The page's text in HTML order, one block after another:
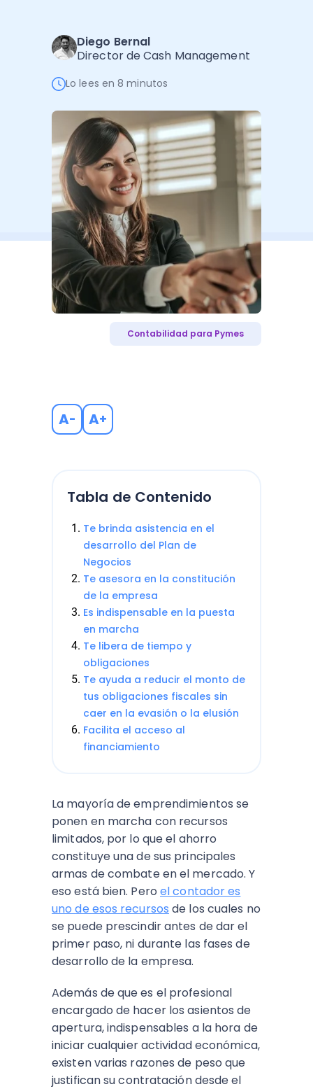
Administración Empresarial
Software Factura y Administración
Autores
Diego Bernal
Director de Cash Management
Lo lees en 8 minutos
Contabilidad para Pymes
A- A+
Tabla de Contenido
Te brinda asistencia en el
desarrollo del Plan de
Negocios
Te asesora en la constitución
de la empresa
Es indispensable en la puesta
en marcha
Te libera de tiempo y
obligaciones
Te ayuda a reducir el monto de
tus obligaciones fiscales sin
caer en la evasión o la elusión
Facilita el acceso al
financiamiento
La mayoría de emprendimientos se
ponen en marcha con recursos
limitados, por lo que el ahorro
constituye una de sus principales
armas de combate en el mercado. Y
eso está bien. Pero el contador es
uno de esos recursos de los cuales no
se puede prescindir antes de dar el
primer paso, ni durante las fases de
desarrollo de la empresa.
Además de que es el profesional
encargado de hacer los asientos de
apertura, indispensables a la hora de
iniciar cualquier actividad económica,
existen varias razones de peso que
justifican su contratación desde el